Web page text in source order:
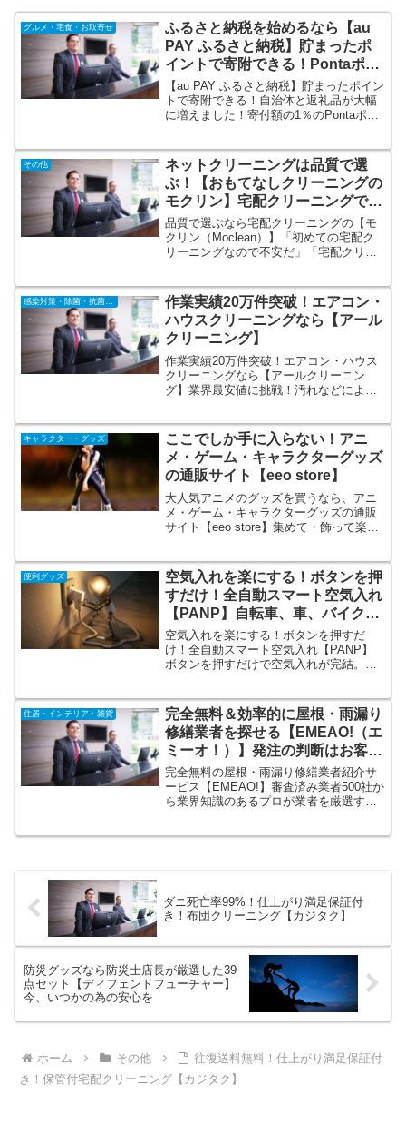
グルメ・宅食・お取寄せ
ふるさと納税を始めるなら【au
PAY ふるさと納税】貯まったポ
イントで寄附できる！Pontaポイ
ントを有効活用！
【au PAY ふるさと納税】貯まったポイン
トで寄附できる！自治体と返礼品が大幅
に増えました！寄付額の1％のPontaポイ
方もご利用可能なau IDでログインすると
さらに便利でおトクに！
その他
ネットクリーニングは品質で選
ぶ！【おもてなしクリーニングの
モクリン】宅配クリーニングで失
敗したくない方へ！
品質で選ぶなら宅配クリーニングの【モ
クリン（Moclean）】「初めての宅配ク
リーニングなので不安だ」「宅配クリー
るところに預けたい」→業界最多級のク
リーニング師在籍の品質重視なクリーニ
ングは宅配クリーニングのモクリンへ！
感染対策・除菌・抗菌・抗ウィルス
作業実績20万件突破！エアコン・
ハウスクリーニングなら【アール
クリーニング】
作業実績20万件突破！エアコン・ハウス
クリーニングなら【アールクリーニン
グ】業界最安値に挑戦！汚れなどによる
ンジフード（換気扇）、キッチン、トイ
レ、洗面台、バルコニー、窓・サッシ、
空室クリーニング、室内空間ウイルス消
毒除菌など
キャラクター・グッズ
ここでしか手に入らない！アニ
メ・ゲーム・キャラクターグッズ
の通販サイト【eeo store】
大人気アニメのグッズを買うなら、アニ
メ・ゲーム・キャラクターグッズの通販
サイト【eeo store】集めて・飾って楽し
など、幅広いラインナップで皆様のご利
用をお待ちしております。
便利グッズ
空気入れを楽にする！ボタンを押
すだけ！全自動スマート空気入れ
【PANP】自転車、車、バイク、
車椅子、浮き輪、ボールに！
空気入れを楽にする！ボタンを押すだ
け！全自動スマート空気入れ【PANP】
ボタンを押すだけで空気入れが完結。自
ク、ボール、車椅子にも対応。コンパク
トな設計でカバンに入る大きさ 433ｇ。
住居・インテリア・雑貨
完全無料＆効率的に屋根・雨漏り
修繕業者を探せる【EMEAO!（エ
ミーオ！）】発注の判断はお客様
次第！
完全無料の屋根・雨漏り修繕業者紹介サ
ービス【EMEAO!】審査済み業者500社か
ら業界知識のあるプロが業者を厳選する
ダニ死亡率99%！仕上がり満足保証付
き！布団クリーニング【カジタク】
防災グッズなら防災士店長が厳選した39
点セット【ディフェンドフューチャー】
今、いつかの為の安心を
ホーム その他
往復送料無料！仕上がり満足保証付
き！保管付宅配クリーニング【カジタク】